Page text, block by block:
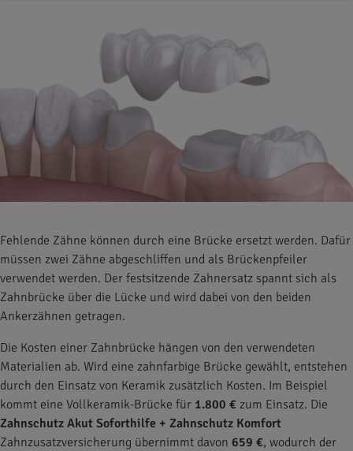
Fehlende Zähne können durch eine Brücke ersetzt werden. Dafür
müssen zwei Zähne abgeschliffen und als Brückenpfeiler
verwendet werden. Der festsitzende Zahnersatz spannt sich als
Zahnbrücke über die Lücke und wird dabei von den beiden
Ankerzähnen getragen.
Die Kosten einer Zahnbrücke hängen von den verwendeten
Materialien ab. Wird eine zahnfarbige Brücke gewählt, entstehen
durch den Einsatz von Keramik zusätzlich Kosten. Im Beispiel
kommt eine Vollkeramik-Brücke für 1.800 € zum Einsatz. Die
Zahnschutz Akut Soforthilfe + Zahnschutz Komfort
Zahnzusatzversicherung übernimmt davon 659 €, wodurch der